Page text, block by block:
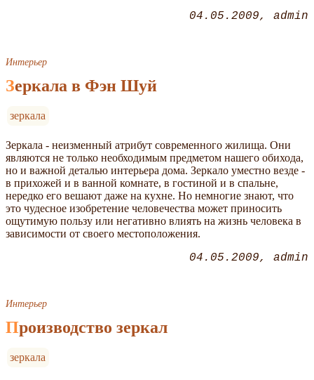
04.05.2009 admin
Интерьер
Зеркала в Фэн Шуй
зеркала
Зеркала - неизменный атрибут современного жилища. Они
являются не только необходимым предметом нашего обихода,
но и важной деталью интерьера дома. Зеркало уместно везде -
в прихожей и в ванной комнате, в гостиной и в спальне,
нередко его вешают даже на кухне. Но немногие знают, что
это чудесное изобретение человечества может приносить
ощутимую пользу или негативно влиять на жизнь человека в
зависимости от своего местоположения.
04.05.2009 admin
Интерьер
Производство зеркал
зеркала